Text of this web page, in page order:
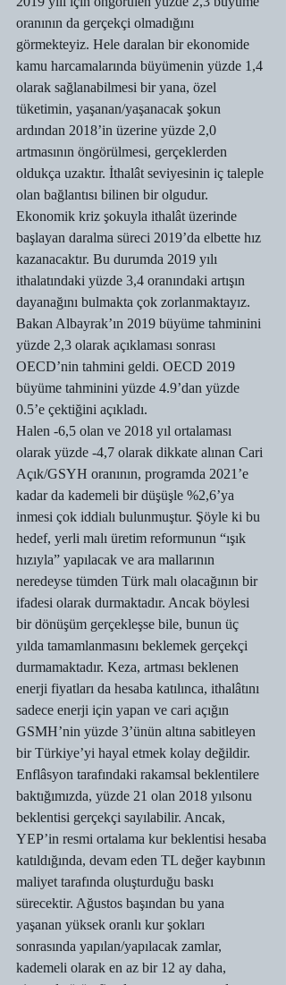
oranının da gerçekçi olmadığını
görmekteyiz. Hele daralan bir ekonomide
kamu harcamalarında büyümenin yüzde 1,4
olarak sağlanabilmesi bir yana, özel
tüketimin, yaşanan/yaşanacak şokun
ardından 2018’in üzerine yüzde 2,0
artmasının öngörülmesi, gerçeklerden
oldukça uzaktır. İthalât seviyesinin iç taleple
olan bağlantısı bilinen bir olgudur.
Ekonomik kriz şokuyla ithalât üzerinde
başlayan daralma süreci 2019’da elbette hız
kazanacaktır. Bu durumda 2019 yılı
ithalatındaki yüzde 3,4 oranındaki artışın
dayanağını bulmakta çok zorlanmaktayız.
Bakan Albayrak’ın 2019 büyüme tahminini
yüzde 2,3 olarak açıklaması sonrası
OECD’nin tahmini geldi. OECD 2019
büyüme tahminini yüzde 4.9’dan yüzde
0.5’e çektiğini açıkladı.
Halen -6,5 olan ve 2018 yıl ortalaması
olarak yüzde -4,7 olarak dikkate alınan Cari
Açık/GSYH oranının, programda 2021’e
kadar da kademeli bir düşüşle %2,6’ya
inmesi çok iddialı bulunmuştur. Şöyle ki bu
hedef, yerli malı üretim reformunun “ışık
hızıyla” yapılacak ve ara mallarının
neredeyse tümden Türk malı olacağının bir
ifadesi olarak durmaktadır. Ancak böylesi
bir dönüşüm gerçekleşse bile, bunun üç
yılda tamamlanmasını beklemek gerçekçi
durmamaktadır. Keza, artması beklenen
enerji fiyatları da hesaba katılınca, ithalâtını
sadece enerji için yapan ve cari açığın
GSMH’nin yüzde 3’ünün altına sabitleyen
bir Türkiye’yi hayal etmek kolay değildir.
Enflâsyon tarafındaki rakamsal beklentilere
baktığımızda, yüzde 21 olan 2018 yılsonu
beklentisi gerçekçi sayılabilir. Ancak,
YEP’in resmi ortalama kur beklentisi hesaba
katıldığında, devam eden TL değer kaybının
maliyet tarafında oluşturduğu baskı
sürecektir. Ağustos başından bu yana
yaşanan yüksek oranlı kur şokları
sonrasında yapılan/yapılacak zamlar,
kademeli olarak en az bir 12 ay daha,